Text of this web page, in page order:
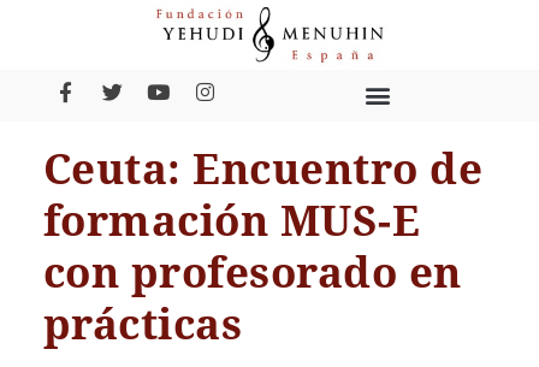
Ceuta: Encuentro de
formación MUS-E
con profesorado en
prácticas